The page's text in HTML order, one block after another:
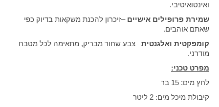
ואינטואיטיבי.
שמירת פרופילים אישיים –זיכרון להכנת משקאות בדיוק כפי
שאתם אוהבים.
קומפקטית ואלגנטית–צבע שחור מבריק, מתאימה לכל מטבח
מודרני.
מפרט טכני:
לחץ מים: 15 בר
קיבולת מיכל מים: 2 ליטר